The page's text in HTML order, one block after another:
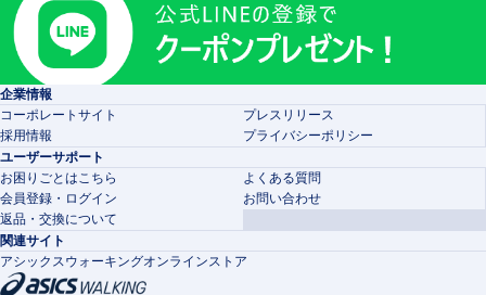
企業情報
コーポレートサイト
プレスリリース
採用情報
プライバシーポリシー
ユーザーサポート
お困りごとはこちら
よくある質問
会員登録・ログイン
お問い合わせ
返品・交換について
関連サイト
アシックスウォーキングオンラインストア